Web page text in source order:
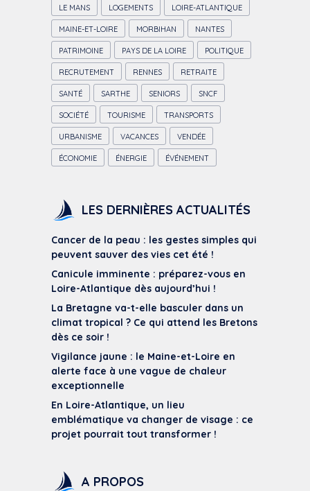
LE MANS LOGEMENTS LOIRE-ATLANTIQUE
MAINE-ET-LOIRE MORBIHAN NANTES
PATRIMOINE PAYS DE LA LOIRE POLITIQUE
RECRUTEMENT RENNES RETRAITE
SANTÉ SARTHE SENIORS SNCF
SOCIÉTÉ TOURISME TRANSPORTS
URBANISME VACANCES VENDÉE
ÉCONOMIE ÉNERGIE ÉVÉNEMENT
LES DERNIÈRES ACTUALITÉS
Cancer de la peau : les gestes simples qui
peuvent sauver des vies cet été !
Canicule imminente : préparez-vous en
Loire-Atlantique dès aujourd’hui !
La Bretagne va-t-elle basculer dans un
climat tropical ? Ce qui attend les Bretons
dès ce soir !
Vigilance jaune : le Maine-et-Loire en
alerte face à une vague de chaleur
exceptionnelle
En Loire-Atlantique, un lieu
emblématique va changer de visage : ce
projet pourrait tout transformer !
A PROPOS